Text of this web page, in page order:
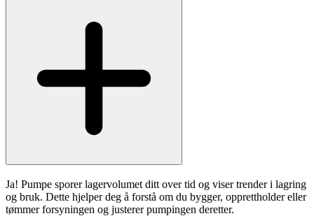
Ja! Pumpe sporer lagervolumet ditt over tid og viser trender i lagring
og bruk. Dette hjelper deg å forstå om du bygger, opprettholder eller
tømmer forsyningen og justerer pumpingen deretter.